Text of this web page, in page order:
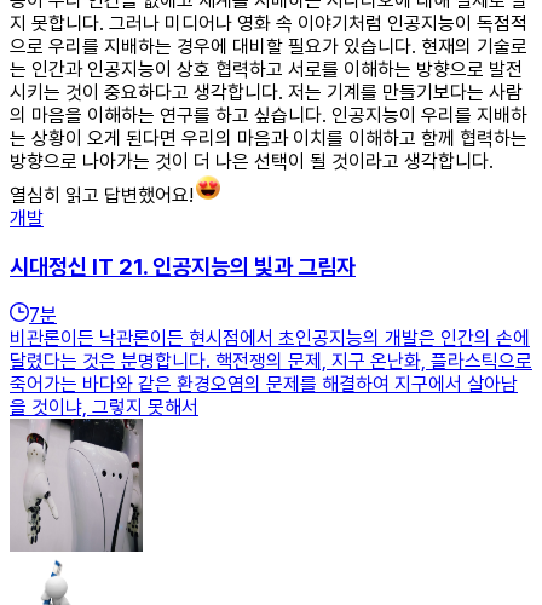
지 못합니다. 그러나 미디어나 영화 속 이야기처럼 인공지능이 독점적
으로 우리를 지배하는 경우에 대비할 필요가 있습니다. 현재의 기술로
는 인간과 인공지능이 상호 협력하고 서로를 이해하는 방향으로 발전
시키는 것이 중요하다고 생각합니다. 저는 기계를 만들기보다는 사람
의 마음을 이해하는 연구를 하고 싶습니다. 인공지능이 우리를 지배하
는 상황이 오게 된다면 우리의 마음과 이치를 이해하고 함께 협력하는
방향으로 나아가는 것이 더 나은 선택이 될 것이라고 생각합니다.
열심히 읽고 답변했어요!
개발
시대정신 IT 21. 인공지능의 빛과 그림자
7분
비관론이든 낙관론이든 현시점에서 초인공지능의 개발은 인간의 손에
달렸다는 것은 분명합니다. 핵전쟁의 문제, 지구 온난화, 플라스틱으로
죽어가는 바다와 같은 환경오염의 문제를 해결하여 지구에서 살아남
을 것이냐, 그렇지 못해서